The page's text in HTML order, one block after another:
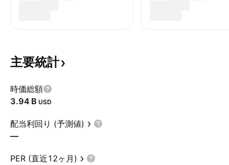
主要統計
時価総額
‪3.94 B‬ USD
配当利回り (予測値)
—
PER (直近12ヶ月)